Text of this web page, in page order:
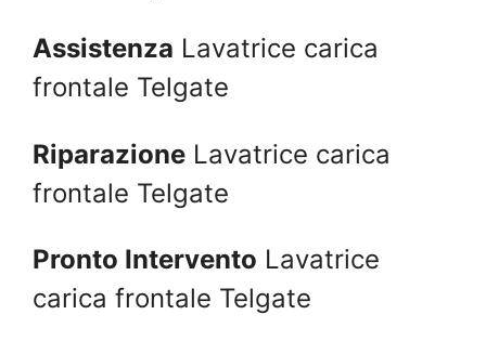
Assistenza Lavatrice carica
frontale Telgate
Riparazione Lavatrice carica
frontale Telgate
Pronto Intervento Lavatrice
carica frontale Telgate